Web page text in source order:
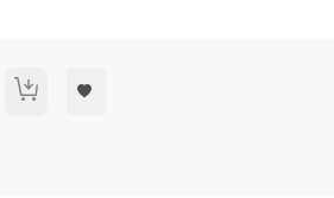
Filosofare con Ernst Tugendhat